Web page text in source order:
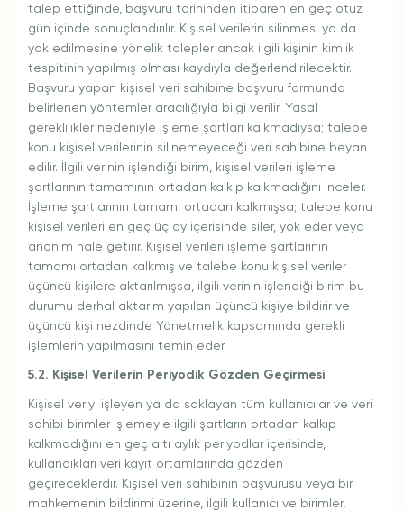
talep ettiğinde, başvuru tarihinden itibaren en geç otuz
gün içinde sonuçlandırılır. Kişisel verilerin silinmesi ya da
yok edilmesine yönelik talepler ancak ilgili kişinin kimlik
tespitinin yapılmış olması kaydıyla değerlendirilecektir.
Başvuru yapan kişisel veri sahibine başvuru formunda
belirlenen yöntemler aracılığıyla bilgi verilir. Yasal
gereklilikler nedeniyle işleme şartları kalkmadıysa; talebe
konu kişisel verilerinin silinemeyeceği veri sahibine beyan
edilir. İlgili verinin işlendiği birim, kişisel verileri işleme
şartlarının tamamının ortadan kalkıp kalkmadığını inceler.
İşleme şartlarının tamamı ortadan kalkmışsa; talebe konu
kişisel verileri en geç üç ay içerisinde siler, yok eder veya
anonim hale getirir. Kişisel verileri işleme şartlarının
tamamı ortadan kalkmış ve talebe konu kişisel veriler
üçüncü kişilere aktarılmışsa, ilgili verinin işlendiği birim bu
durumu derhal aktarım yapılan üçüncü kişiye bildirir ve
üçüncü kişi nezdinde Yönetmelik kapsamında gerekli
işlemlerin yapılmasını temin eder.
5.2. Kişisel Verilerin Periyodik Gözden Geçirmesi
Kişisel veriyi işleyen ya da saklayan tüm kullanıcılar ve veri
sahibi birimler işlemeyle ilgili şartların ortadan kalkıp
kalkmadığını en geç altı aylık periyodlar içerisinde,
kullandıkları veri kayıt ortamlarında gözden
geçireceklerdir. Kişisel veri sahibinin başvurusu veya bir
mahkemenin bildirimi üzerine, ilgili kullanıcı ve birimler,